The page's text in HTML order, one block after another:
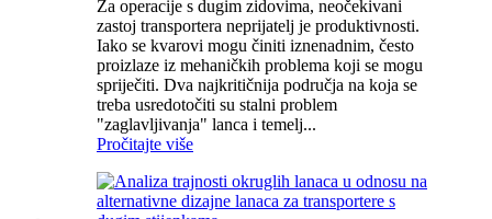
Za operacije s dugim zidovima, neočekivani
zastoj transportera neprijatelj je produktivnosti.
Iako se kvarovi mogu činiti iznenadnim, često
proizlaze iz mehaničkih problema koji se mogu
spriječiti. Dva najkritičnija područja na koja se
treba usredotočiti su stalni problem
"zaglavljivanja" lanca i temelj...
Pročitajte više